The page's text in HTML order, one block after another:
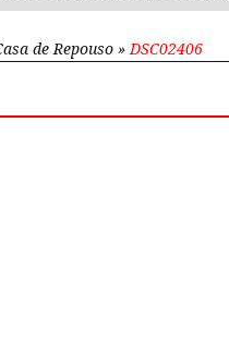
de Repouso » DSC02406